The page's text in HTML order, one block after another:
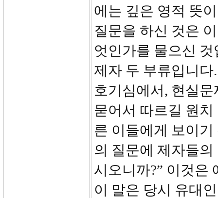
에는 깊은 영적 뜻
질문을 하신 것은
엇인가를 물으신
제자 두 부류입니
호기심에서, 현실
묻어서 따르길 원
른 이들에게 보이
의 질문에 제자들
시오니까?” 이것은
이 말은 당시 유대